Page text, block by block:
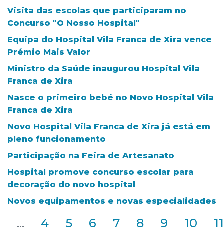
Visita das escolas que participaram no
Concurso "O Nosso Hospital"
Equipa do Hospital Vila Franca de Xira vence
Prémio Mais Valor
Ministro da Saúde inaugurou Hospital Vila
Franca de Xira
Nasce o primeiro bebé no Novo Hospital Vila
Franca de Xira
Novo Hospital Vila Franca de Xira já está em
pleno funcionamento
Participação na Feira de Artesanato
Hospital promove concurso escolar para
decoração do novo hospital
Novos equipamentos e novas especialidades
... 4 5 6 7 8 9 10 11